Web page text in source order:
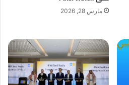
مارس 28, 2026